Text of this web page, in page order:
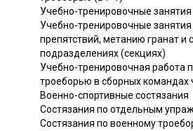
Учебно-тренировочные занятия
Учебно-тренировочные
препятствий, метанию гранат и
подразделениях (секциях)
Учебно-тренировочная работа
троеборью в сборных командах
Военно-спортивные состязания
Состязания по отдельным
Состязания по военному